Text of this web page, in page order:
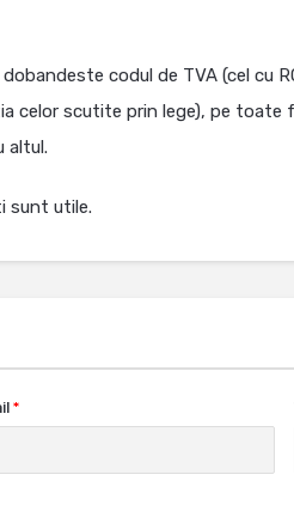
codul de TVA (cel cu
celor scutite prin lege), pe toate
altul.
sunt utile.
*